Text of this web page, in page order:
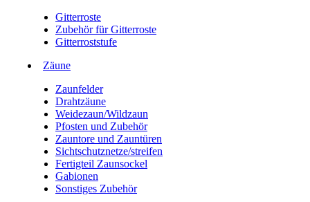
Gitterroste
Zubehör für Gitterroste
Gitterroststufe
Zäune
Zaunfelder
Drahtzäune
Weidezaun/Wildzaun
Pfosten und Zubehör
Zauntore und Zauntüren
Sichtschutznetze/streifen
Fertigteil Zaunsockel
Gabionen
Sonstiges Zubehör